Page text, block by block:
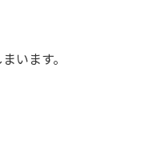
います。